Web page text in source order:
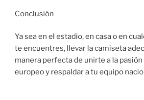
Conclusión
Ya sea en el estadio, en casa o en
te encuentres, llevar la camiseta
manera perfecta de unirte a la
europeo y respaldar a tu equipo